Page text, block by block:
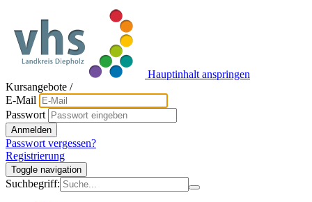
Hauptinhalt anspringen
Kursangebote /
E-Mail
Passwort
Anmelden
Passwort vergessen?
Registrierung
Toggle navigation
Suchbegriff: